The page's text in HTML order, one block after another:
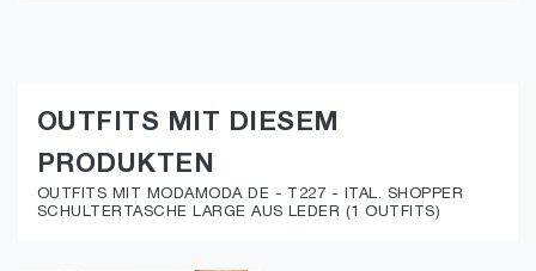
OUTFITS MIT DIESEM
PRODUKTEN
OUTFITS MIT MODAMODA DE - T227 - ITAL. SHOPPER
SCHULTERTASCHE LARGE AUS LEDER (1 OUTFITS)